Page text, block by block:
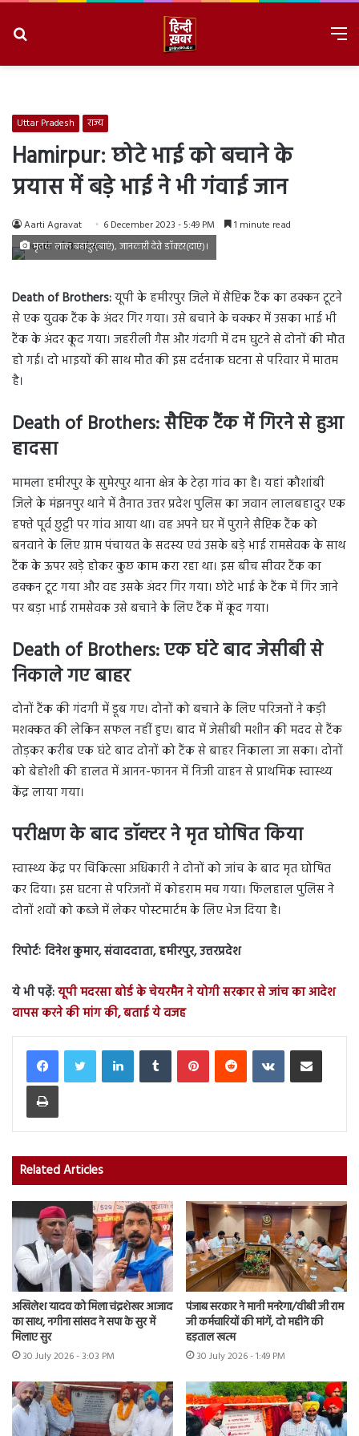
Uttar Pradesh राज्य
Hamirpur: छोटे भाई को बचाने के
प्रयास में बड़े भाई ने भी गंवाई जान
Aarti Agravat 6 December 2023 - 5:49 PM 1 minute read
मृतक लाल बहादुर(बाएं), जानकारी देते डॉक्टर(दाएं)।
Death of Brothers:यूपी के हमीरपुर जिले में सैप्टिक टैंक का ढक्कन टूटने
से एक युवक टैंक के अंदर गिर गया। उसे बचाने के चक्कर में उसका भाई भी
टैंक के अंदर कूद गया। जहरीली गैस और गंदगी में दम घुटने से दोनों की मौत
हो गई। दो भाइयों की साथ मौत की इस दर्दनाक घटना से परिवार में मातम
है।
Death of Brothers: सैप्टिक टैंक में गिरने से हुआ
हादसा
मामला हमीरपुर के सुमेरपुर थाना क्षेत्र के टेढ़ा गांव का है। यहां कौशांबी
जिले के मंझनपुर थाने में तैनात उत्तर प्रदेश पुलिस का जवान लालबहादुर एक
हफ्ते पूर्व छुट्टी पर गांव आया था। वह अपने घर में पुराने सैप्टिक टैंक को
बनवाने के लिए ग्राम पंचायत के सदस्य एवं उसके बड़े भाई रामसेवक के साथ
टैंक के ऊपर खड़े होकर कुछ काम करा रहा था। इस बीच सीवर टैंक का
ढक्कन टूट गया और वह उसके अंदर गिर गया। छोटे भाई के टैंक में गिर जाने
पर बड़ा भाई रामसेवक उसे बचाने के लिए टैंक में कूद गया।
Death of Brothers: एक घंटे बाद जेसीबी से
निकाले गए बाहर
दोनों टैंक की गंदगी में डूब गए। दोनों को बचाने के लिए परिजनों ने कड़ी
मशक्कत की लेकिन सफल नहीं हुए। बाद में जेसीबी मशीन की मदद से टैंक
तोड़कर करीब एक घंटे बाद दोनों को टैंक से बाहर निकाला जा सका। दोनों
को बेहोशी की हालत में आनन-फानन में निजी वाहन से प्राथमिक स्वास्थ्य
केंद्र लाया गया।
परीक्षण के बाद डॉक्टर ने मृत घोषित किया
स्वास्थ्य केंद्र पर चिकित्सा अधिकारी ने दोनों को जांच के बाद मृत घोषित
कर दिया। इस घटना से परिजनों में कोहराम मच गया। फिलहाल पुलिस ने
दोनों शवों को कब्जे में लेकर पोस्टमार्टम के लिए भेज दिया है।
रिपोर्टः दिनेश कुमार, संवाददाता, हमीरपुर, उत्तरप्रदेश
ये भी पढ़ें:यूपी मदरसा बोर्ड के चेयरमैन ने योगी सरकार से जांच का आदेश
वापस करने की मांग की, बताई ये वजह
LinkedInTumblr PinterestReddit VKontakteShare via Email
Print
Related Articles
अखिलेश यादव को मिला चंद्रशेखर आजाद
का साथ, नगीना सांसद ने सपा के सुर में
मिलाए सुर
30 July 2026 - 3:03 PM
पंजाब सरकार ने मानी मनरेगा/वीबी जी राम
जी कर्मचारियों की मांगें, दो महीने की
हड़ताल खत्म
30 July 2026 - 1:49 PM